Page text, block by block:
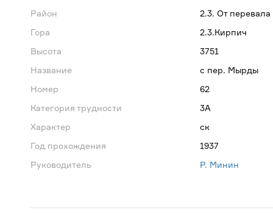
Район
2.3. От
Гора
2.3.Кирпич
Высота
3751
Название
с пер. Мырды
Номер
62
Категория трудности
3А
Характер
ск
Год прохождения
1937
Руководитель
Р. Минин